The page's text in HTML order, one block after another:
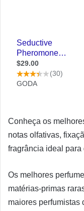
Conheça os
notas olfativas,
fragrância ideal
Os melhores
matérias-primas
maiores perfumistas